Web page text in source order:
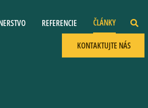
REFERENCIE ČLÁNKY
KONTAKTUJTE NÁS